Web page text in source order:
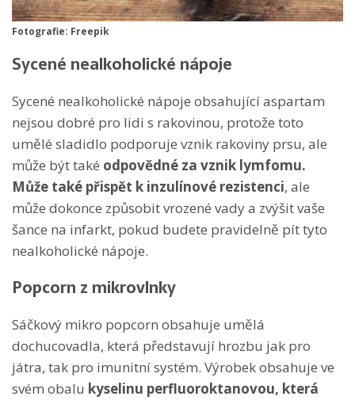
Fotografie: Freepik
Sycené nealkoholické nápoje
Sycené nealkoholické nápoje obsahující aspartam
nejsou dobré pro lidi s rakovinou, protože toto
umělé sladidlo podporuje vznik rakoviny prsu, ale
může být také odpovědné za vznik lymfomu.
Může také přispět k inzulínové rezistenci, ale
může dokonce způsobit vrozené vady a zvýšit vaše
šance na infarkt, pokud budete pravidelně pít tyto
nealkoholické nápoje.
Popcorn z mikrovlnky
Sáčkový mikro popcorn obsahuje umělá
dochucovadla, která představují hrozbu jak pro
játra, tak pro imunitní systém. Výrobek obsahuje ve
svém obalu kyselinu perfluoroktanovou, která